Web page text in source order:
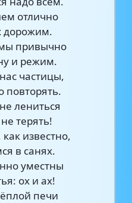
отлично
дорожим.
привычно
и режим.
частицы,
повторять.
лениться
терять!
известно,
в санях.
уместны
ох и ах!
печи